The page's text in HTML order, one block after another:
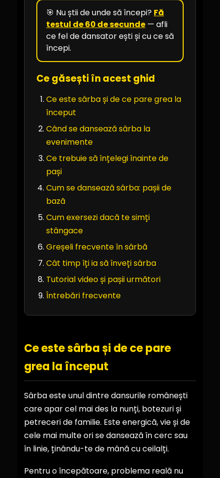
🎯 Nu știi de unde să începi? Fă
testul de 60 de secunde — afli
ce fel de dansator ești și cu ce să
începi.
Ce găsești în acest ghid
Ce este sârba și de ce pare grea la
început
Când se dansează sârba la
evenimente
Ce trebuie să înțelegi înainte de
pași
Cum se dansează sârba: pașii de
bază
Cum exersezi dacă te simți
stângace
Greșeli frecvente în sârbă
Cât timp îți ia să înveți sârba
Tutorial video și pașii următori
Întrebări frecvente
Ce este sârba și de ce pare
grea la început
Sârba este unul dintre dansurile românești
care apar cel mai des la nunți, botezuri și
petreceri de familie. Este energică, vie și de
cele mai multe ori se dansează în cerc sau
în linie, ținându-te de mână cu ceilalți.
Pentru o începătoare, problema reală nu